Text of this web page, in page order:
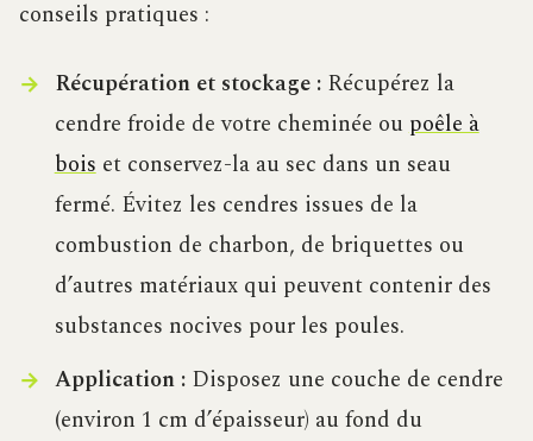
conseils pratiques :
Récupération et stockage :Récupérez la
cendre froide de votre cheminée oupoêle à
boiset conservez-la au sec dans un seau
fermé. Évitez les cendres issues de la
combustion de charbon, de briquettes ou
d’autres matériaux qui peuvent contenir des
substances nocives pour les poules.
Application :Disposez une couche de cendre
(environ 1 cm d’épaisseur) au fond du